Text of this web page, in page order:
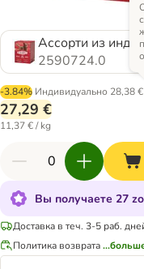
Ассорти из
2590724.0
-3.84% Индивидуально 28,38 €
27,29 €
11,37 € / kg
Вы получаете 27
Доставка в теч. 3-5 раб.
Политика возврата